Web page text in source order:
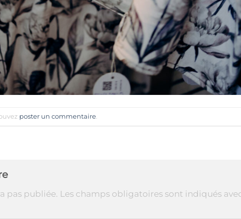
poster un commentaire
pas publiée. Les champs obligatoires sont indiqués